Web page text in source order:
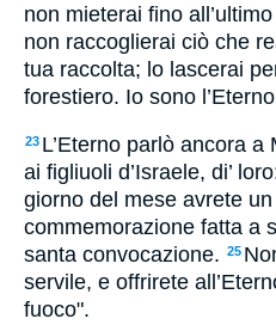
non mieterai fino
non raccoglierai ciò che
tua raccolta; lo lascerai
forestiero. Io sono
23 L’Eterno parlò ancora a
ai figliuoli d’Israele, di’
giorno del mese avrete
commemorazione fatta a
santa convocazione. 25
servile, e offrirete
fuoco".